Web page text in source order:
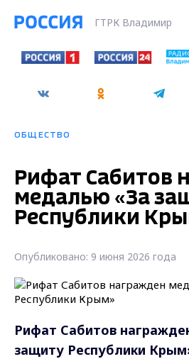
ГТРК Владимир
ОБЩЕСТВО
Рифат Сабитов
медалью «За
Республики
Опубликовано: 9 июня 2026 года
Рифат Сабитов
защиту Республики